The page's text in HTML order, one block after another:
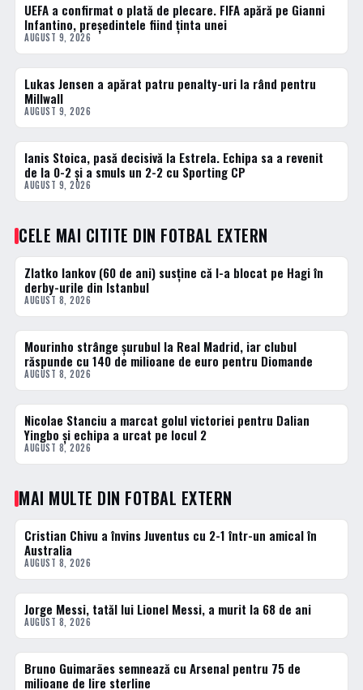
FOTBAL EXTERN
UEFA a confirmat o plată de plecare. FIFA apără pe Gianni
Infantino, președintele fiind ținta unei
AUGUST 9, 2026
FOTBAL EXTERN
Lukas Jensen a apărat patru penalty-uri la rând pentru
Millwall
AUGUST 9, 2026
FOTBAL EXTERN
Ianis Stoica, pasă decisivă la Estrela. Echipa sa a revenit
de la 0-2 și a smuls un 2-2 cu Sporting CP
AUGUST 9, 2026
CELE MAI CITITE DIN FOTBAL EXTERN
1 · TOP
Zlatko Iankov (60 de ani) susține că l-a blocat pe Hagi în
derby-urile din Istanbul
AUGUST 8, 2026
2 · TOP
Mourinho strânge șurubul la Real Madrid, iar clubul
răspunde cu 140 de milioane de euro pentru Diomande
AUGUST 8, 2026
3 · TOP
Nicolae Stanciu a marcat golul victoriei pentru Dalian
Yingbo și echipa a urcat pe locul 2
AUGUST 8, 2026
MAI MULTE DIN FOTBAL EXTERN
FOTBAL EXTERN
Cristian Chivu a învins Juventus cu 2-1 într-un amical în
Australia
AUGUST 8, 2026
FOTBAL EXTERN
Jorge Messi, tatăl lui Lionel Messi, a murit la 68 de ani
AUGUST 8, 2026
FOTBAL EXTERN
Bruno Guimarães semnează cu Arsenal pentru 75 de
milioane de lire sterline